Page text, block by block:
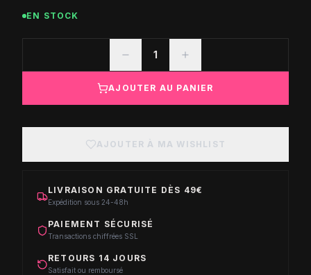
EN STOCK
1
AJOUTER AU PANIER
AJOUTER À MA WISHLIST
LIVRAISON GRATUITE DÈS 49€
Expédition sous 24-48h
PAIEMENT SÉCURISÉ
Transactions chiffrées SSL
RETOURS 14 JOURS
Satisfait ou remboursé